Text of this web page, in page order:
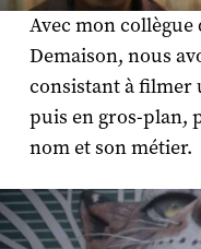
Avec mon
Demaison, nous
consistant à filmer
puis en gros-plan,
nom et son métier.